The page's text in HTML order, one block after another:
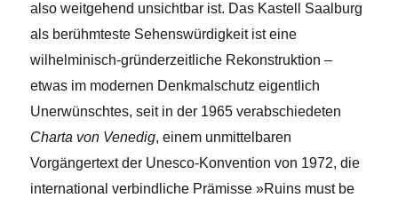
also weitgehend unsichtbar ist. Das Kastell Saalburg
als berühmteste Sehenswürdigkeit ist eine
wilhelminisch-gründerzeitliche Rekonstruktion –
etwas im modernen Denkmalschutz eigentlich
Unerwünschtes, seit in der 1965 verabschiedeten
Charta von Venedig, einem unmittelbaren
Vorgängertext der Unesco-Konvention von 1972, die
international verbindliche Prämisse »Ruins must be